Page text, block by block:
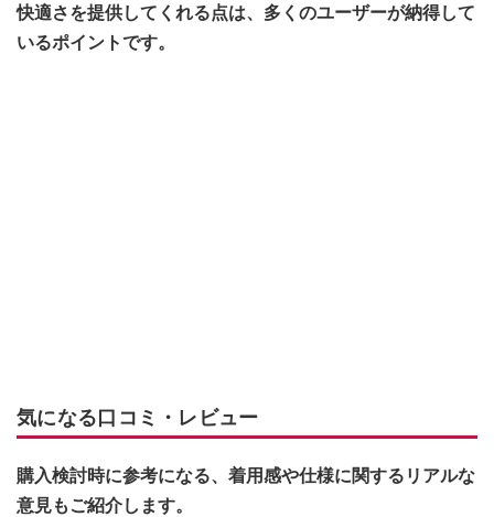
快適さを提供してくれる点は、多くのユーザーが納得して
いるポイントです。
気になる口コミ・レビュー
購入検討時に参考になる、着用感や仕様に関するリアルな
意見もご紹介します。